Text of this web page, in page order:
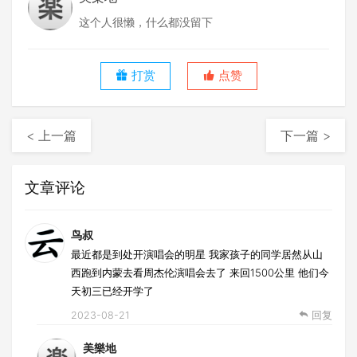
这个人很懒，什么都没留下
打赏 点赞
< 上一篇 下一篇 >
文章评论
鸟叔
最近都是到处开演唱会的明星 我家孩子的同学居然从山
西跑到内蒙去看周杰伦演唱会去了 来回1500公里 他们今
天初三已经开学了
2023-08-21 回复
美樂地